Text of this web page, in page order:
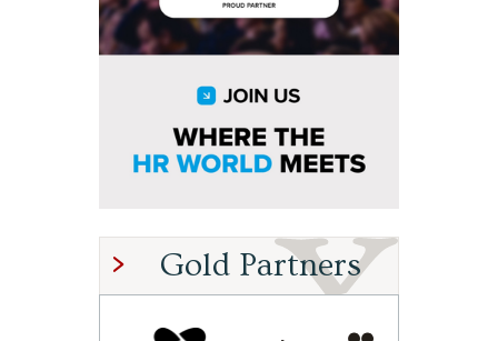
Gold Partners